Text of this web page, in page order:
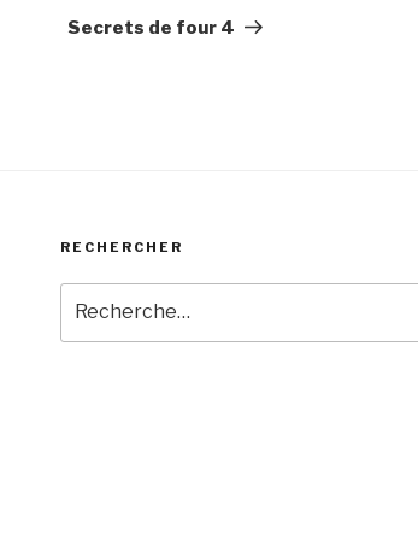
suivant
Secrets de four 4
RECHERCHER
pour
: